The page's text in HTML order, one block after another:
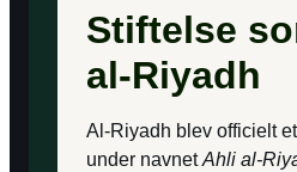
Stiftelse
al-Riyadh
Al-Riyadh blev officielt
under navnetAhli al-